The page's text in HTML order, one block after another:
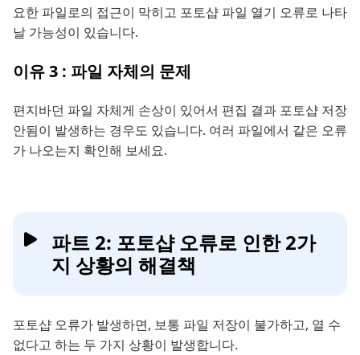
요한 파일로의 접근이 막히고 포토샵 파일 열기 오류로 나타
날 가능성이 있습니다.
이유 3 : 파일 자체의 문제
편지바던 파일 자체게 손상이 있어서 편집 결과 포토샵 저장
안됨이 발생하는 경우도 있습니다. 여러 파일에서 같은 오류
가 나오는지 확인해 보세요.
파트 2: 포토샵 오류로 인한 2가
지 상황의 해결책
포토샵 오류가 발생하면, 보통 파일 저장이 불가하고, 열 수
없다고 하는 두 가지 상황이 발생합니다.